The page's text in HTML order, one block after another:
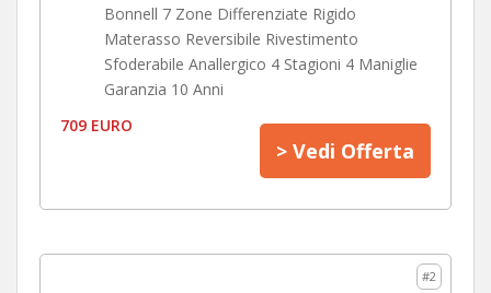
Bonnell 7 Zone Differenziate Rigido
Materasso Reversibile Rivestimento
Sfoderabile Anallergico 4 Stagioni 4 Maniglie
Garanzia 10 Anni
709 EURO
> Vedi Offerta
#2